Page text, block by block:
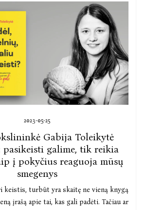
2023-05-25
Gabija Toleikytė
galime, tik reikia
į pokyčius reaguoja mūsų
smegenys
keistis, turbūt yra skaitę ne vieną knygą
įrašą apie tai, kas gali padėti. Tačiau ar